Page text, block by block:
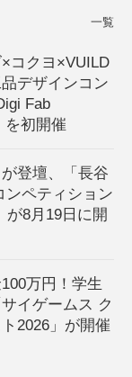
一覧
×コクヨ×VUILD
デザインコン
Fab
を初開催
登壇、「長谷
ンペティション
が8月19日に開
万円！学生
イゲームス ク
2026」が開催